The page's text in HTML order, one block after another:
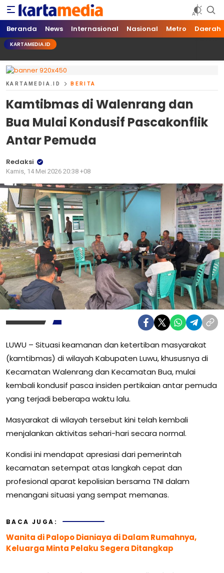
kartamedia.id
Jujur Mengabari
Beranda News Internasional Nasional Metro Daerah
KARTAMEDIA.ID
KARTAMEDIA.ID BERITA
Kamtibmas di Walenrang dan
Bua Mulai Kondusif Pascakonflik
Antar Pemuda
Redaksi
Kamis, 14 Mei 2026 20:38 +08
LUWU – Situasi keamanan dan ketertiban masyarakat
(kamtibmas) di wilayah Kabupaten Luwu, khususnya di
Kecamatan Walenrang dan Kecamatan Bua, mulai
kembali kondusif pasca insiden pertikaian antar pemuda
yang terjadi beberapa waktu lalu.
Masyarakat di wilayah tersebut kini telah kembali
menjalankan aktivitas sehari-hari secara normal.
Kondisi ini mendapat apresiasi dari pemerintah
kecamatan setempat atas langkah cepat dan
profesional aparat kepolisian bersama TNI dalam
menangani situasi yang sempat memanas.
BACA JUGA:
Wanita di Palopo Dianiaya di Dalam Rumahnya,
Keluarga Minta Pelaku Segera Ditangkap